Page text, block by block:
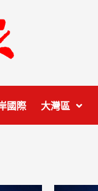
國際 大灣區